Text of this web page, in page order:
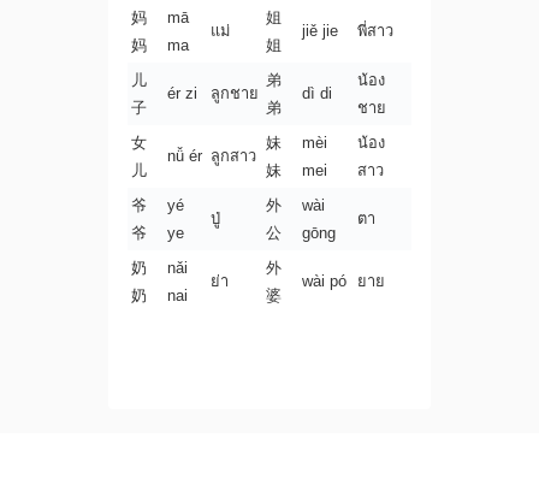
妈
妈
mā
ma
แม่
姐
姐
jiě jie พี่สาว
儿
子
ér zi ลูกชาย
弟
弟
dì di
น้อง
ชาย
女
儿
nǚ ér ลูกสาว
妹
妹
mèi
mei
น้อง
สาว
爷
爷
yé
ye
ปู่
外
公
wài
gōng
ตา
奶
奶
nǎi
nai
ย่า
外
婆
wài pó ยาย